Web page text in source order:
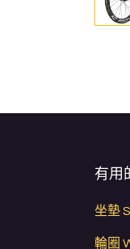
有用
坐墊
輪圈